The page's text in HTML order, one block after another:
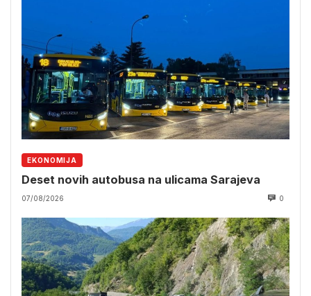
EKONOMIJA
Deset novih autobusa na ulicama Sarajeva
07/08/2026 0